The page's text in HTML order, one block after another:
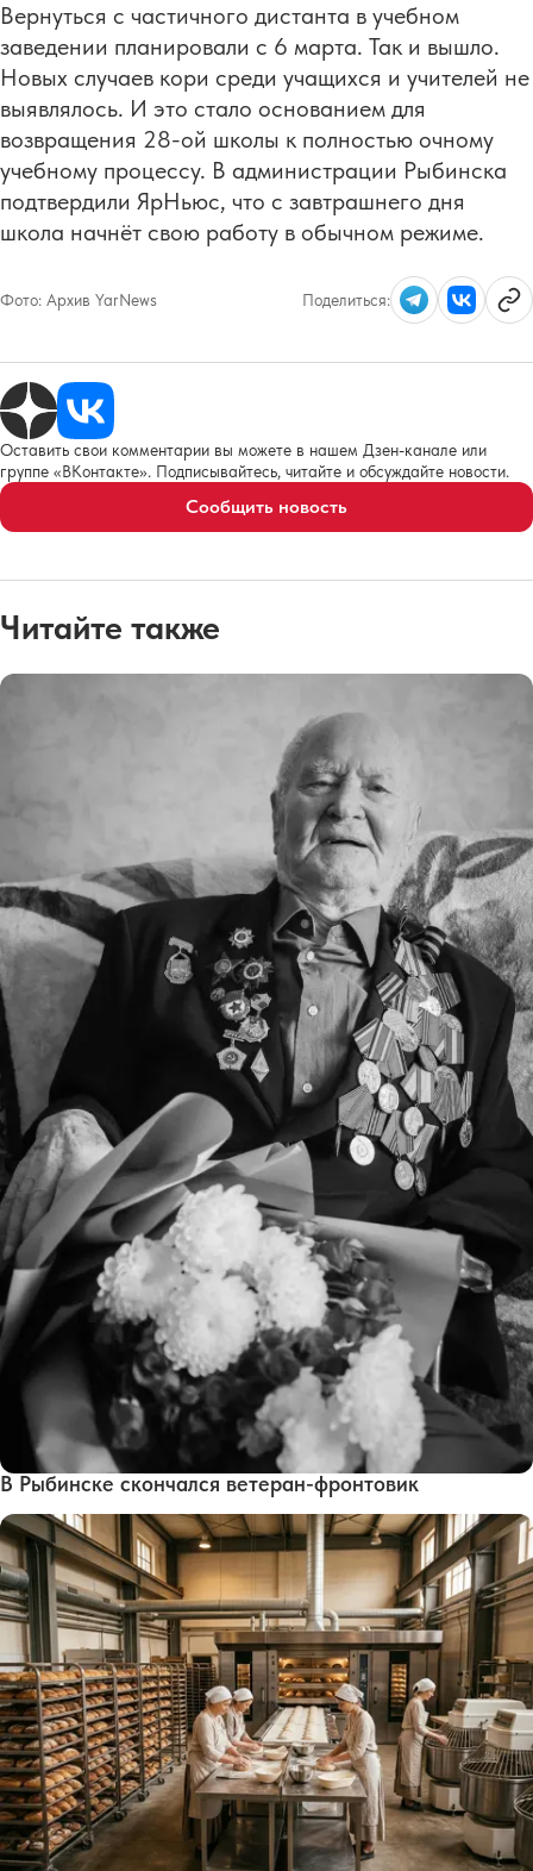
Вернуться с частичного дистанта в учебном
заведении планировали с 6 марта. Так и вышло.
Новых случаев кори среди учащихся и учителей не
выявлялось. И это стало основанием для
возвращения 28-ой школы к полностью очному
учебному процессу. В администрации Рыбинска
подтвердили ЯрНьюс, что с завтрашнего дня
школа начнёт свою работу в обычном режиме.
Фото: Архив YarNews Поделиться:
Оставить свои комментарии вы можете в нашем Дзен-канале или
группе «ВКонтакте». Подписывайтесь, читайте и обсуждайте новости.
Сообщить новость
Читайте также
В Рыбинске скончался ветеран-фронтовик